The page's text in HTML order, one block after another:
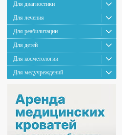
Для диагностики
Для лечения
Для реабилитации
Для детей
Для косметологии
Для медучреждений